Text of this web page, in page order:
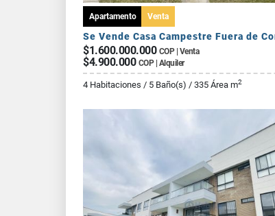
Apartamento Venta
$1.600.000.000 COP | Venta
$4.900.000 COP | Alquiler
4 Habitaciones / 5 Baño(s) / 335 Área m2